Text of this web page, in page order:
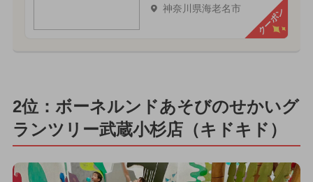
神奈川県海老名市 クーポン
2位：ボーネルンドあそびのせかいグ
ランツリー武蔵小杉店（キドキド）